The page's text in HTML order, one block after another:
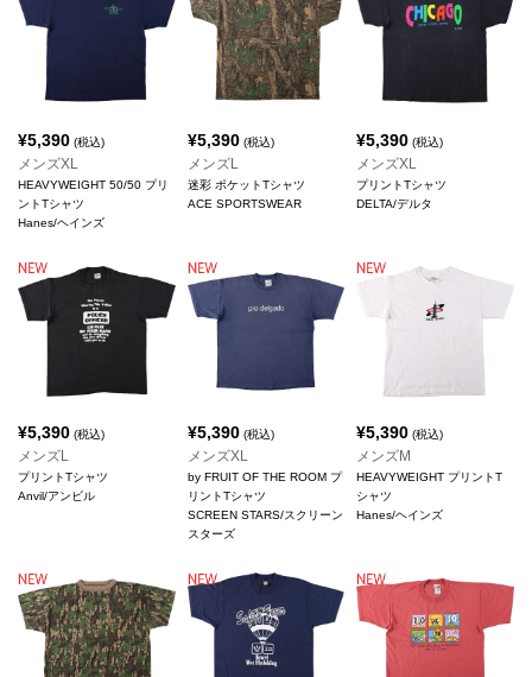
¥5,390 (税込)
メンズXL
HEAVYWEIGHT 50/50 プリ
ントTシャツ
Hanes/ヘインズ
¥5,390(税込)
メンズL
迷彩 ポケットTシャツ
ACE SPORTSWEAR
¥5,390 (税込)
メンズXL
プリントTシャツ
DELTA/デルタ
¥5,390 (税込)
メンズL
プリントTシャツ
Anvil/アンビル
¥5,390(税込)
メンズXL
by FRUIT OF THE ROOM プ
リントTシャツ
SCREEN STARS/スクリーン
スターズ
¥5,390 (税込)
メンズM
HEAVYWEIGHT プリントT
シャツ
Hanes/ヘインズ